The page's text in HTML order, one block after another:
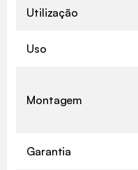
Utilização
Uso
Montagem
Garantia